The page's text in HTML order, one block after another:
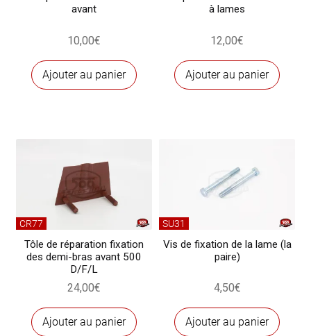
avant
10,00€
Ajouter au panier
à lames
12,00€
Ajouter au panier
CR77
Tôle de réparation fixation
des demi-bras avant 500
D/F/L
24,00€
Ajouter au panier
SU31
Vis de fixation de la lame (la
paire)
4,50€
Ajouter au panier